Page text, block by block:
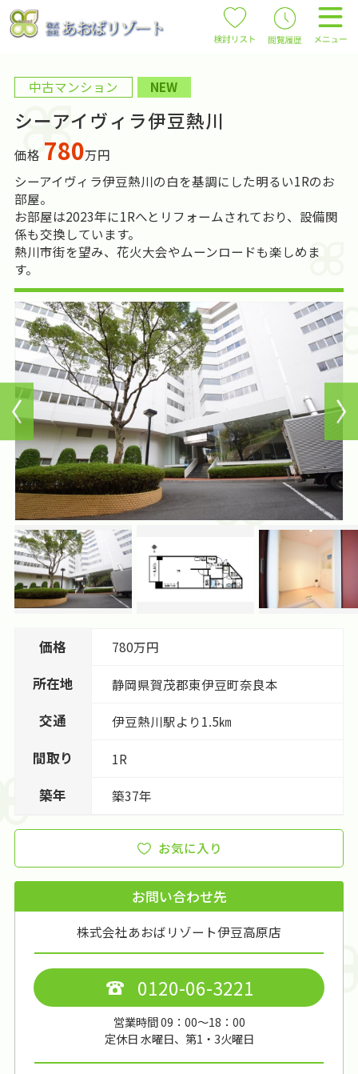
中古マンション NEW
シーアイヴィラ伊豆熱川
価格 780万円
シーアイヴィラ伊豆熱川の白を基調にした明るい1Rのお
部屋。
お部屋は2023年に1Rへとリフォームされており、設備関
係も交換しています。
熱川市街を望み、花火大会やムーンロードも楽しめま
す。
価格 780万円
所在地 静岡県賀茂郡東伊豆町奈良本
交通 伊豆熱川駅より1.5㎞
間取り 1R
築年 築37年
お気に入り
お問い合わせ先
株式会社あおばリゾート伊豆高原店
0120-06-3221
営業時間 09：00～18：00
定休日 水曜日、第1・3火曜日